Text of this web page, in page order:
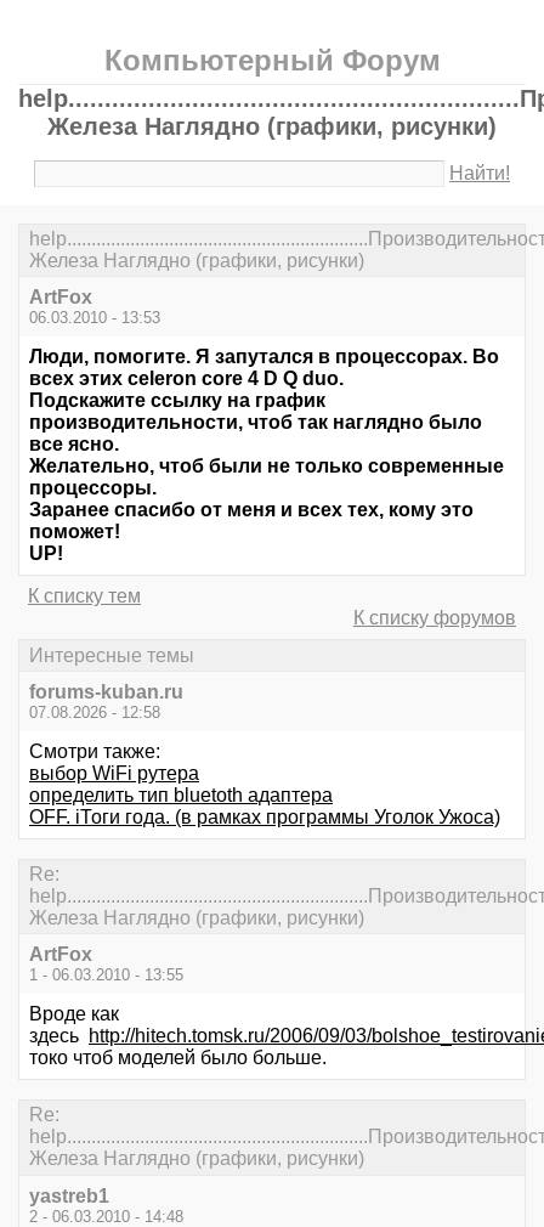
Компьютерный Форум
Железа Наглядно (графики, рисунки)
Найти!
Железа Наглядно (графики, рисунки)
ArtFox
06.03.2010 - 13:53
Люди, помогите. Я запутался в процессорах. Во
всех этих celeron core 4 D Q duo.
Подскажите ссылку на график
производительности, чтоб так наглядно было
все ясно.
Желательно, чтоб были не только современные
процессоры.
Заранее спасибо от меня и всех тех, кому это
поможет!
UP!
К списку тем
К списку форумов
Интересные темы
forums-kuban.ru
07.08.2026 - 12:58
Смотри также:
выбор WiFi рутера
определить тип bluetoth адаптера
OFF. iТоги года. (в рамках программы Уголок Ужоса)
Re:
Железа Наглядно (графики, рисунки)
ArtFox
1 - 06.03.2010 - 13:55
Вроде как
здесь http://hitech.tomsk.ru/2006/09/03/
токо чтоб моделей было больше.
Re:
Железа Наглядно (графики, рисунки)
yastreb1
2 - 06.03.2010 - 14:48